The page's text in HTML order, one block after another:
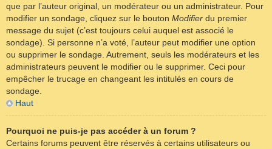
que par l’auteur original, un modérateur ou un administrateur. Pour
modifier un sondage, cliquez sur le bouton Modifier du premier
message du sujet (c’est toujours celui auquel est associé le
sondage). Si personne n’a voté, l’auteur peut modifier une option
ou supprimer le sondage. Autrement, seuls les modérateurs et les
administrateurs peuvent le modifier ou le supprimer. Ceci pour
empêcher le trucage en changeant les intitulés en cours de
sondage.
Haut
Pourquoi ne puis-je pas accéder à un forum ?
Certains forums peuvent être réservés à certains utilisateurs ou